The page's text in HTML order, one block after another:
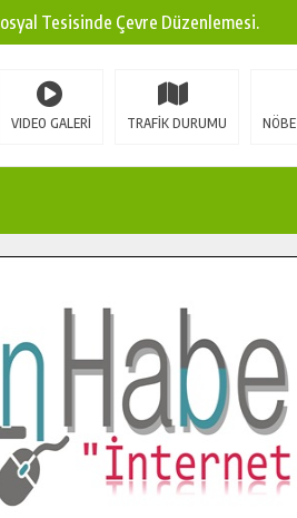
Tesisinde Çevre Düzenlemesi.
Yatırımı.
Bilgi Türk Tarımına Katkı Sağlayacak.
Cüce’ye Veda Ziyareti.
VIDEO GALERİ TRAFİK DURUMU